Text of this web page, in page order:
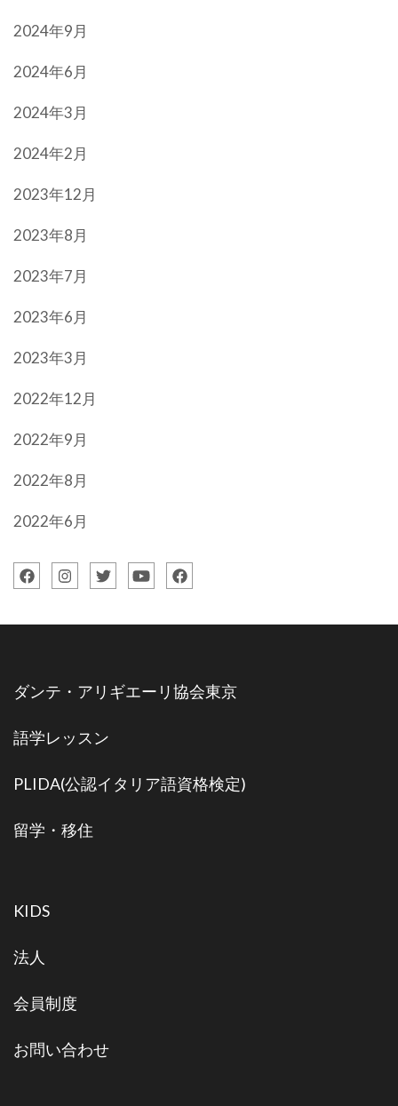
2024年9月
2024年6月
2024年3月
2024年2月
2023年12月
2023年8月
2023年7月
2023年6月
2023年3月
2022年12月
2022年9月
2022年8月
2022年6月
ダンテ・アリギエーリ協会東京
語学レッスン
PLIDA(公認イタリア語資格検定)
留学・移住
KIDS
法人
会員制度
お問い合わせ